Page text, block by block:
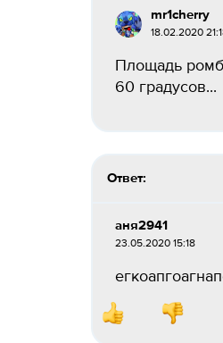
mr1cherry
18.02.2020
Площадь
60 градусов...
Ответ:
аня2941
23.05.2020 15:18